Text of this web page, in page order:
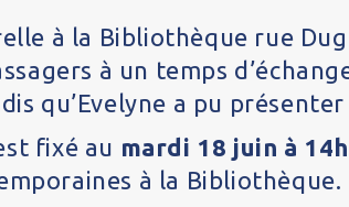
à la Bibliothèque rue
à un temps
qu’Evelyne a pu
fixé au mardi 18 juin à
à la Bibliothèque.